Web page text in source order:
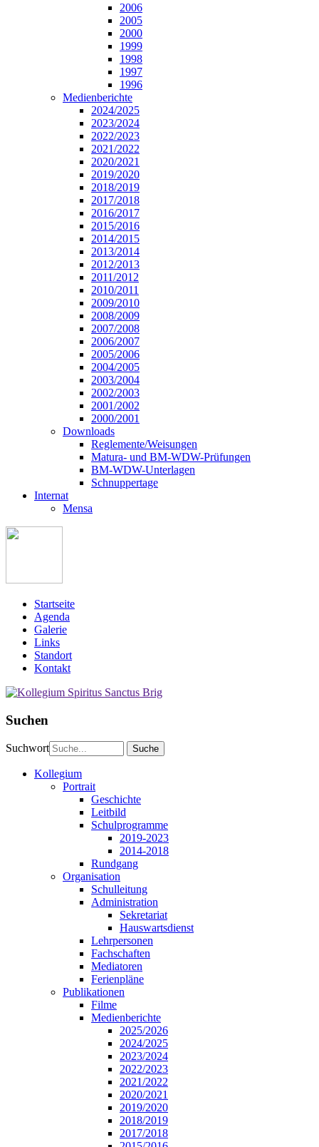
2006
2005
2000
1999
1998
1997
1996
Medienberichte
2024/2025
2023/2024
2022/2023
2021/2022
2020/2021
2019/2020
2018/2019
2017/2018
2016/2017
2015/2016
2014/2015
2013/2014
2012/2013
2011/2012
2010/2011
2009/2010
2008/2009
2007/2008
2006/2007
2005/2006
2004/2005
2003/2004
2002/2003
2001/2002
2000/2001
Downloads
Reglemente/Weisungen
Matura- und BM-WDW-Prüfungen
BM-WDW-Unterlagen
Schnuppertage
Internat
Mensa
Startseite
Agenda
Galerie
Links
Standort
Kontakt
Suchen
Suchwort
Kollegium
Portrait
Geschichte
Leitbild
Schulprogramme
2019-2023
2014-2018
Rundgang
Organisation
Schulleitung
Administration
Sekretariat
Hauswartsdienst
Lehrpersonen
Fachschaften
Mediatoren
Ferienpläne
Publikationen
Filme
Medienberichte
2025/2026
2024/2025
2023/2024
2022/2023
2021/2022
2020/2021
2019/2020
2018/2019
2017/2018